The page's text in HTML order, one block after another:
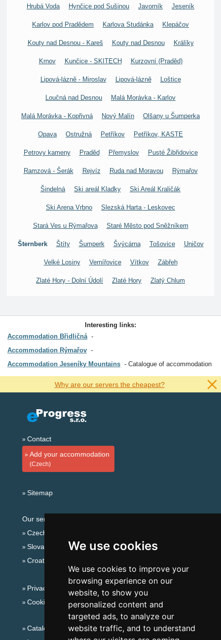
We use cookies
We use cookies to improve your
browsing experience on our
website, to show you
personalized content and
targeted ads, to analyze our
website traffic, and to understand
Hrubá Voda Hynčice pod Sušinou Javorník Jeseník
Karlov pod Pradědem Karlova Studánka Klepáčov
Kouty nad Desnou - Kareš Kouty nad Desnou Králíky
Krnov Kunčice - SKITECH Kurzovní (Praděd)
Lipová-lázně - Miroslav Lipová-lázně Loštice
Loučná nad Desnou Malá Morávka - Karlov
Malá Morávka - Kopřivná Nový Malín Olšany u Šumperka
Opava Ostružná Petříkov Petříkov, KASTE
Petrovy kameny Praděd Přemyslov Pusté Žibřidovice
Ramzová - Šerák Rejvíz Ruda nad Moravou Rýmařov
Šindelná Ski areál Kladky Ski Areál Kraličák
Ski Arena Vrbno Slezská Harta - Leskovec
Stará Ves u Rýmařova Staré Město pod Sněžníkem
Šternberk Štíty Šumperk Švýcárna Tošovice Uničov
Velké Losiny Vernířovice Vítkov Zábřeh
Zlaté Hory - Dolní Údolí Zlaté Hory Zlatý Chlum
Interesting links:
Accommodation Břidličná
Accommodation Rýmařov
Accommodation Jeseníky Mountains
Catalogue of accommodation
Why are our servers the cheapest?
Contact
Add your accommodation
(Czech)
Sitemap
Our servers:
Czech mountains
Slovakian mountains
Croatian Adriatic
Privacy policy
Cookies
Catalog of accommodation